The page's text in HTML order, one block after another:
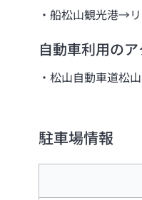
船松山観光港→
自動車利用のア
松山自動車道松
駐車場情報